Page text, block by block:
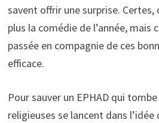
savent offrir une surprise. Certes,
plus la comédie de l’année,
passée en compagnie de ces
efficace.
Pour sauver un EPHAD qui
religieuses se lancent dans